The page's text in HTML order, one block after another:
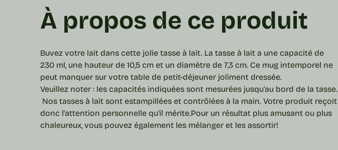
À propos de ce produit
Buvez votre lait dans cette jolie tasse à lait. La tasse à lait a une capacité de
230 ml, une hauteur de 10,5 cm et un diamètre de 7,3 cm. Ce mug intemporel ne
peut manquer sur votre table de petit-déjeuner joliment dressée.
Veuillez noter : les capacités indiquées sont mesurées jusqu’au bord de la tasse.
Nos tasses à lait sont estampillées et contrôlées à la main. Votre produit reçoit
donc l'attention personnelle qu'il mérite.Pour un résultat plus amusant ou plus
chaleureux, vous pouvez également les mélanger et les assortir!